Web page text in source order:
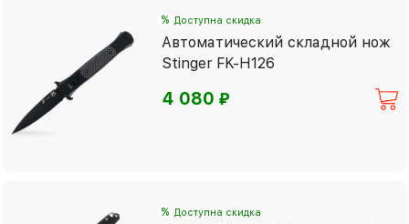
% Доступна скидка
Автоматический складной нож
Stinger FK-H126
4 080⃏
% Доступна скидка